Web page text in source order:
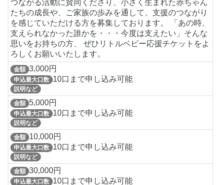
つながる活動に賛同くださり、小さく生まれた赤ちゃん
たちの成長や、ご家族の歩みを通して、支援のつながり
を感じていただける方を募集しております。 「あの時、
支えられなかった誰かを・・・今度は支えたい」そんな
思いをお持ちの方、 ぜひリトルベビー応援チケットをよ
ろしくお願いいたします。
金額 3,000円
申込最大口数 10口まで申し込み可能
説明など
金額 5,000円
申込最大口数 10口まで申し込み可能
説明など
金額 10,000円
申込最大口数 10口まで申し込み可能
説明など
金額 30,000円
申込最大口数 10口まで申し込み可能